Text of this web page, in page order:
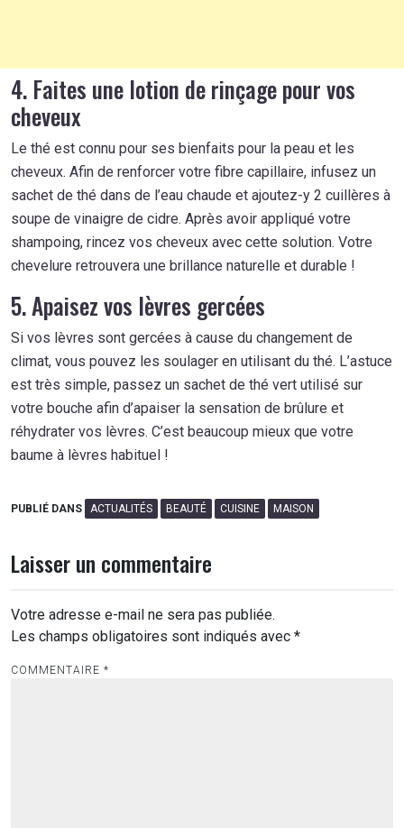
4. Faites une lotion de rinçage pour vos
cheveux
Le thé est connu pour ses bienfaits pour la peau et les
cheveux. Afin de renforcer votre fibre capillaire, infusez un
sachet de thé dans de l’eau chaude et ajoutez-y 2 cuillères à
soupe de vinaigre de cidre. Après avoir appliqué votre
shampoing, rincez vos cheveux avec cette solution. Votre
chevelure retrouvera une brillance naturelle et durable !
5. Apaisez vos lèvres gercées
Si vos lèvres sont gercées à cause du changement de
climat, vous pouvez les soulager en utilisant du thé. L’astuce
est très simple, passez un sachet de thé vert utilisé sur
votre bouche afin d’apaiser la sensation de brûlure et
réhydrater vos lèvres. C’est beaucoup mieux que votre
baume à lèvres habituel !
PUBLIÉ DANS ACTUALITÉS BEAUTÉ CUISINE MAISON
Laisser un commentaire
Votre adresse e-mail ne sera pas publiée.
Les champs obligatoires sont indiqués avec *
COMMENTAIRE *